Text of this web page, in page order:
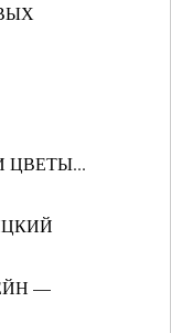
ЦВЕТЫ...
—